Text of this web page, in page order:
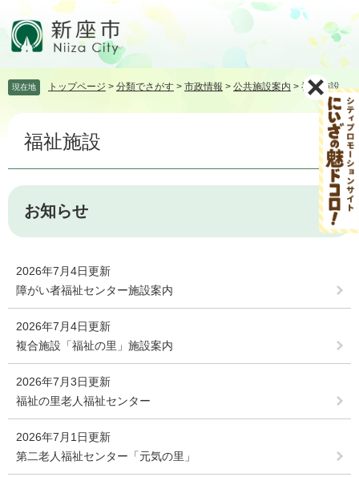
頭飛
へ
現在地 トップページ > 分類でさがす > 市政情報 > 公共施設案内 > 福祉施設
本
福祉施設
お知らせ
2026年7月4日更新
障がい者福祉センター施設案内
2026年7月4日更新
複合施設「福祉の里」施設案内
2026年7月3日更新
福祉の里老人福祉センター
2026年7月1日更新
第二老人福祉センター「元気の里」